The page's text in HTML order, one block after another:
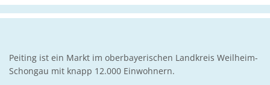
Peiting ist ein Markt im oberbayerischen Landkreis Weilheim-
Schongau mit knapp 12.000 Einwohnern.